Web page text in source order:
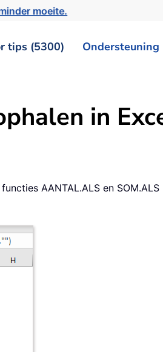
moeite.
tips (5300) Ondersteuning
in
AANTAL.ALS en